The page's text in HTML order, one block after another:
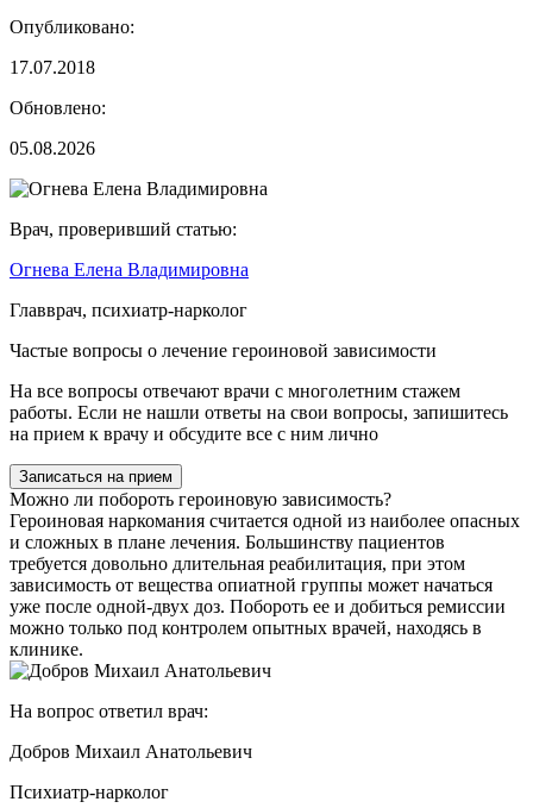
Опубликовано:
17.07.2018
Обновлено:
05.08.2026
Врач, проверивший статью:
Огнева Елена Владимировна
Главврач, психиатр-нарколог
Частые вопросы о лечение героиновой зависимости
На все вопросы отвечают врачи с многолетним стажем
работы. Если не нашли ответы на свои вопросы, запишитесь
на прием к врачу и обсудите все с ним лично
Записаться на прием
Можно ли побороть героиновую зависимость?
Героиновая наркомания считается одной из наиболее опасных
и сложных в плане лечения. Большинству пациентов
требуется довольно длительная реабилитация, при этом
зависимость от вещества опиатной группы может начаться
уже после одной-двух доз. Побороть ее и добиться ремиссии
можно только под контролем опытных врачей, находясь в
клинике.
На вопрос ответил врач:
Добров Михаил Анатольевич
Психиатр-нарколог